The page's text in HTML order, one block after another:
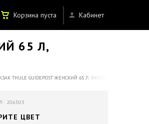
Кабинет
Корзина пуста
65 Л,
THULE GUIDEPOST ЖЕНСКИЙ 65 Л, ФИОЛЕТОВЫЙ
206503
ЦВЕТ